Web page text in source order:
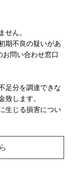
せん。
期不良の疑いがあ
問い合わせ窓口
足分を調達できな
致します。
生じる損害につい